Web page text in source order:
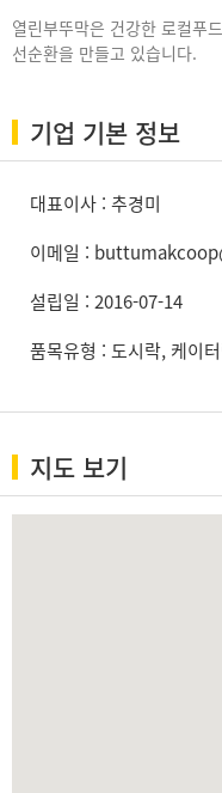
열린부뚜막은 건강한 로컬푸
선순환을 만들고 있습니다.
기업 기본 정보
대표이사 : 추경미
이메일 :
설립일 : 2016-07-14
품목유형 : 도시락, 케이
지도 보기